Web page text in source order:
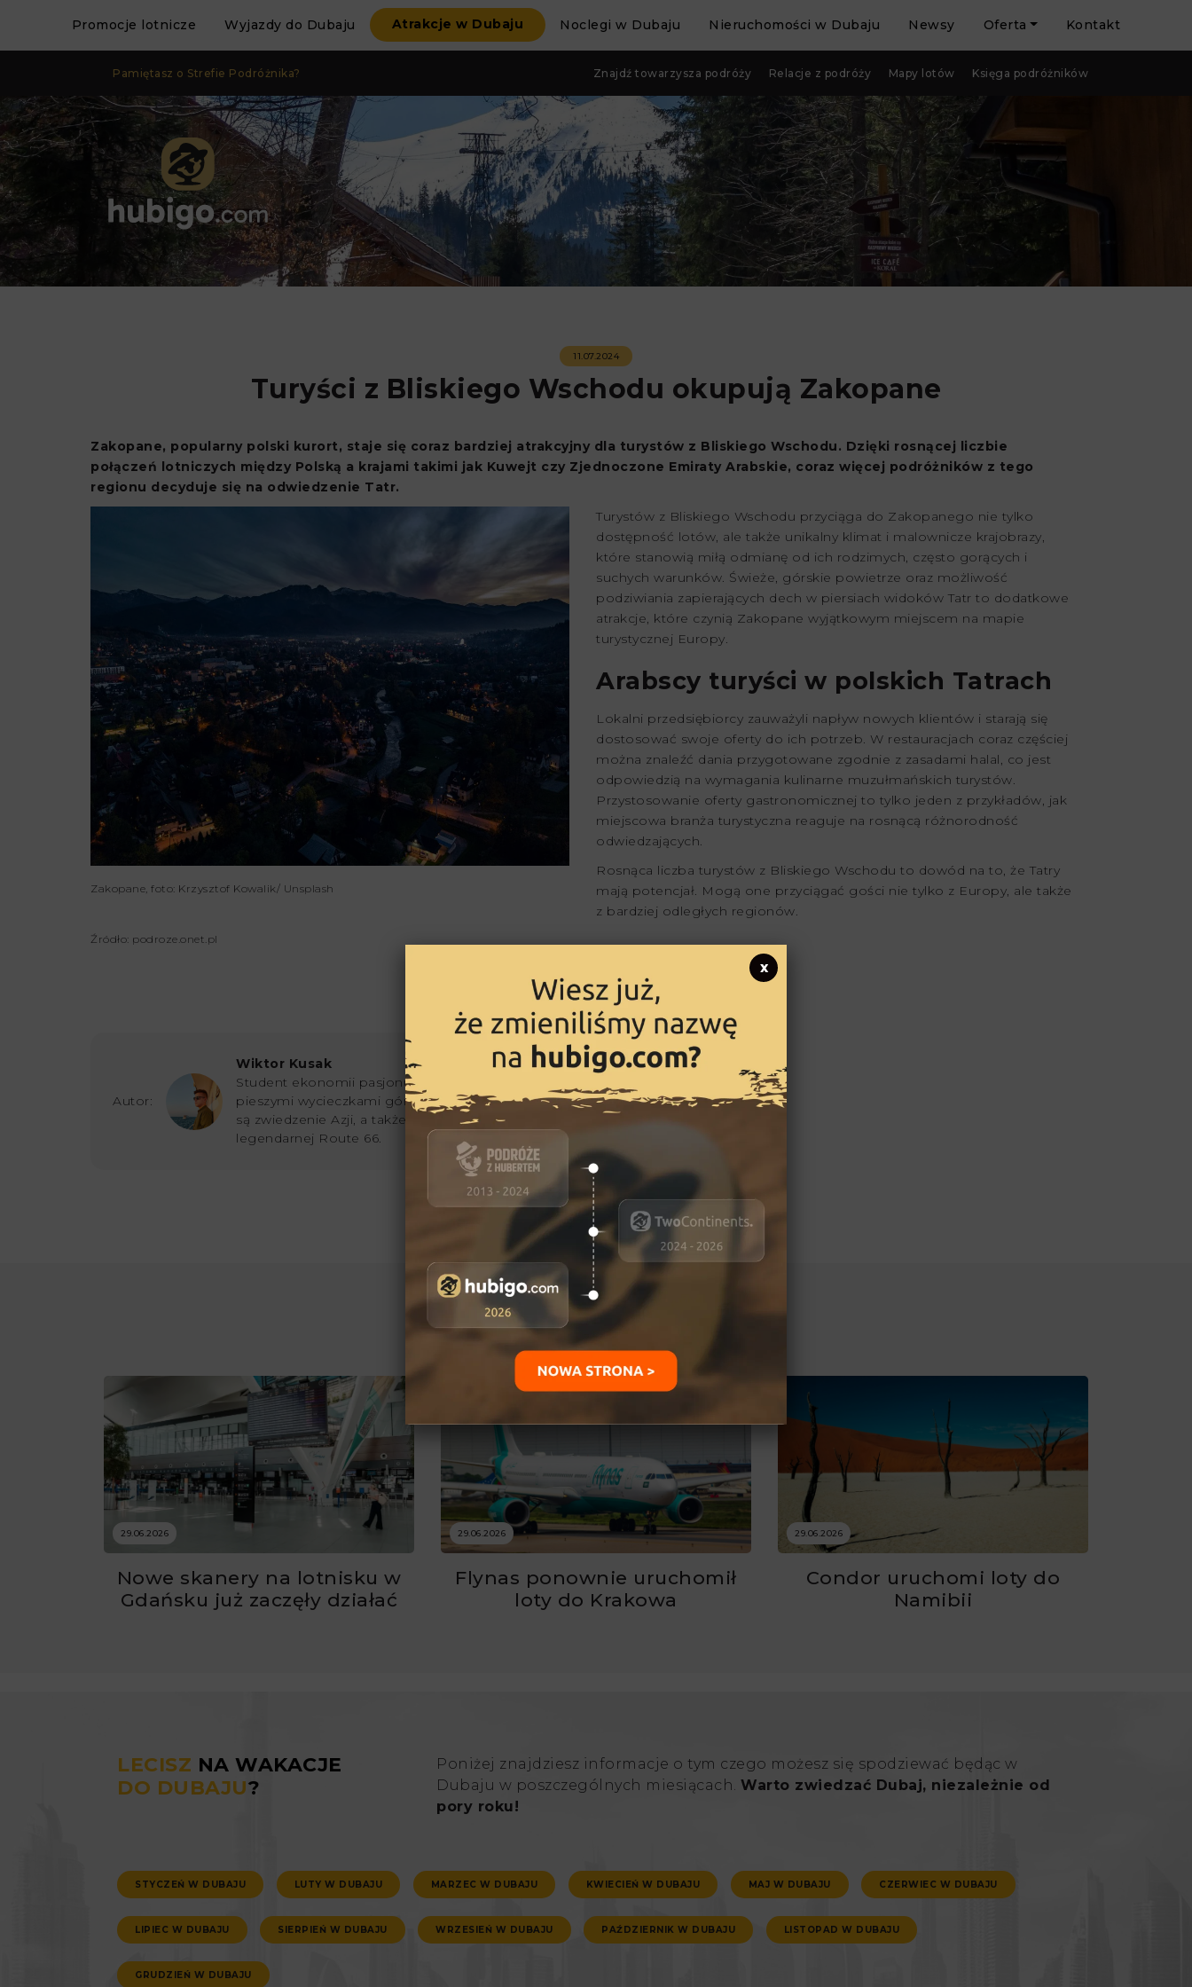
Promocje lotnicze Wyjazdy do Dubaju Atrakcje w Dubaju Noclegi w Dubaju Nieruchomości w Dubaju Newsy Oferta Kontakt
Pamiętasz o Strefie Podróżnika? Znajdź towarzysza podróży Relacje z podróży Mapy lotów Księga podróżników
11.07.2024
Turyści z Bliskiego Wschodu okupują Zakopane
Zakopane, popularny polski kurort, staje się coraz bardziej atrakcyjny dla turystów z Bliskiego Wschodu. Dzięki rosnącej liczbie
połączeń lotniczych między Polską a krajami takimi jak Kuwejt czy Zjednoczone Emiraty Arabskie, coraz więcej podróżników z tego
regionu decyduje się na odwiedzenie Tatr.
Zakopane, foto: Krzysztof Kowalik/ Unsplash
Turystów z Bliskiego Wschodu przyciąga do Zakopanego nie tylko
dostępność lotów, ale także unikalny klimat i malownicze krajobrazy,
które stanowią miłą odmianę od ich rodzimych, często gorących i
suchych warunków. Świeże, górskie powietrze oraz możliwość
podziwiania zapierających dech w piersiach widoków Tatr to dodatkowe
atrakcje, które czynią Zakopane wyjątkowym miejscem na mapie
turystycznej Europy.
Arabscy turyści w polskich Tatrach
Lokalni przedsiębiorcy zauważyli napływ nowych klientów i starają się
dostosować swoje oferty do ich potrzeb. W restauracjach coraz częściej
można znaleźć dania przygotowane zgodnie z zasadami halal, co jest
odpowiedzią na wymagania kulinarne muzułmańskich turystów.
Przystosowanie oferty gastronomicznej to tylko jeden z przykładów, jak
miejscowa branża turystyczna reaguje na rosnącą różnorodność
odwiedzających.
Rosnąca liczba turystów z Bliskiego Wschodu to dowód na to, że Tatry
mają potencjał. Mogą one przyciągać gości nie tylko z Europy, ale także
z bardziej odległych regionów.
Źródło: podroze.onet.pl
Autor:
Wiktor Kusak
Student ekonomii pasjonujący się podróżami i
pieszymi wycieczkami górskimi. Jego marzeniami
są zwiedzenie Azji, a także przejechanie
legendarnej Route 66.
Ostatnio dodane
29.06.2026
Nowe skanery na lotnisku w
Gdańsku już zaczęły działać
29.06.2026
Flynas ponownie uruchomił
loty do Krakowa
29.06.2026
Condor uruchomi loty do
Namibii
LECISZ NA WAKACJE
DO DUBAJU?
Poniżej znajdziesz informacje o tym czego możesz się spodziewać będąc w
Dubaju w poszczególnych miesiącach. Warto zwiedzać Dubaj, niezależnie od
pory roku!
STYCZEŃ W DUBAJU LUTY W DUBAJU MARZEC W DUBAJU KWIECIEŃ W DUBAJU MAJ W DUBAJU CZERWIEC W DUBAJU
LIPIEC W DUBAJU SIERPIEŃ W DUBAJU WRZESIEŃ W DUBAJU PAŹDZIERNIK W DUBAJU LISTOPAD W DUBAJU
GRUDZIEŃ W DUBAJU
x